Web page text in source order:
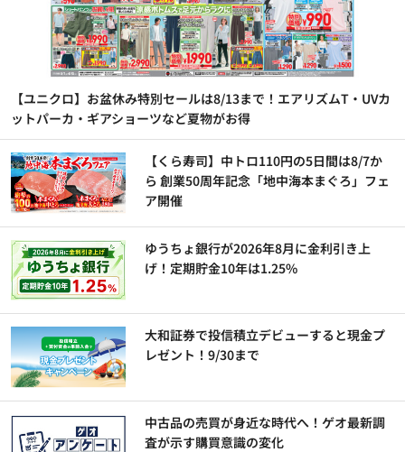
【ユニクロ】お盆休み特別セールは8/13まで！エアリズムT・UVカ
ットパーカ・ギアショーツなど夏物がお得
【くら寿司】中トロ110円の5日間は8/7か
ら 創業50周年記念「地中海本まぐろ」フェ
ア開催
ゆうちょ銀行が2026年8月に金利引き上
げ！定期貯金10年は1.25%
大和証券で投信積立デビューすると現金プ
レゼント！9/30まで
中古品の売買が身近な時代へ！ゲオ最新調
査が示す購買意識の変化